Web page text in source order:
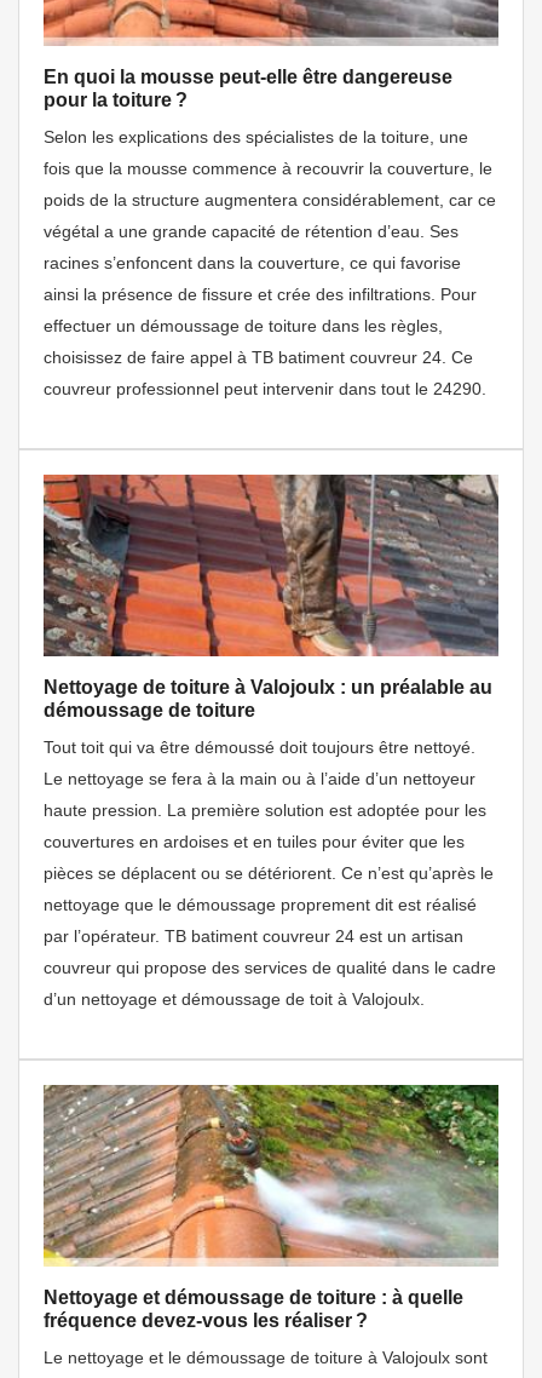
En quoi la mousse peut-elle être dangereuse
pour la toiture ?
Selon les explications des spécialistes de la toiture, une
fois que la mousse commence à recouvrir la couverture, le
poids de la structure augmentera considérablement, car ce
végétal a une grande capacité de rétention d’eau. Ses
racines s’enfoncent dans la couverture, ce qui favorise
ainsi la présence de fissure et crée des infiltrations. Pour
effectuer un démoussage de toiture dans les règles,
choisissez de faire appel à TB batiment couvreur 24. Ce
couvreur professionnel peut intervenir dans tout le 24290.
Nettoyage de toiture à Valojoulx : un préalable au
démoussage de toiture
Tout toit qui va être démoussé doit toujours être nettoyé.
Le nettoyage se fera à la main ou à l’aide d’un nettoyeur
haute pression. La première solution est adoptée pour les
couvertures en ardoises et en tuiles pour éviter que les
pièces se déplacent ou se détériorent. Ce n’est qu’après le
nettoyage que le démoussage proprement dit est réalisé
par l’opérateur. TB batiment couvreur 24 est un artisan
couvreur qui propose des services de qualité dans le cadre
d’un nettoyage et démoussage de toit à Valojoulx.
Nettoyage et démoussage de toiture : à quelle
fréquence devez-vous les réaliser ?
Le nettoyage et le démoussage de toiture à Valojoulx sont